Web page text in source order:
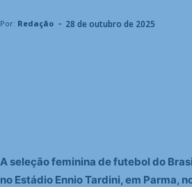
Por: Redação - 28 de outubro de 2025
A seleção feminina de futebol do
no Estádio Ennio Tardini, em Parma,